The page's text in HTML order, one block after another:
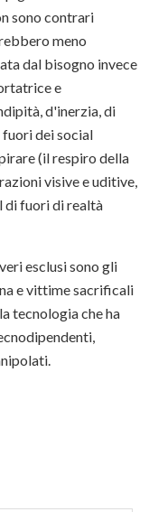
sono contrari
meno
dal bisogno invece
e
d'inerzia, di
fuori dei social
(il respiro della
visive e uditive,
di fuori di realtà
esclusi sono gli
e vittime sacrificali
tecnologia che ha